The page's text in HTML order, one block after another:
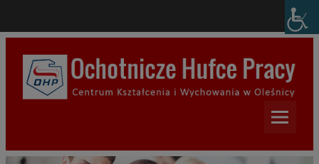
Wychowania w Oleśnicy